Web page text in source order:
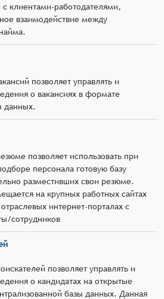
клиентами-работодателями,
взаимодействие между
позволяет управлять и
о вакансиях в формате
данных.
позволяет использовать при
персонала готовую базу
разместивших свои резюме.
на крупных работных сайтах
интернет-порталах с
сотрудников
позволяет управлять и
о кандидатах на открытые
базы данных. Данная